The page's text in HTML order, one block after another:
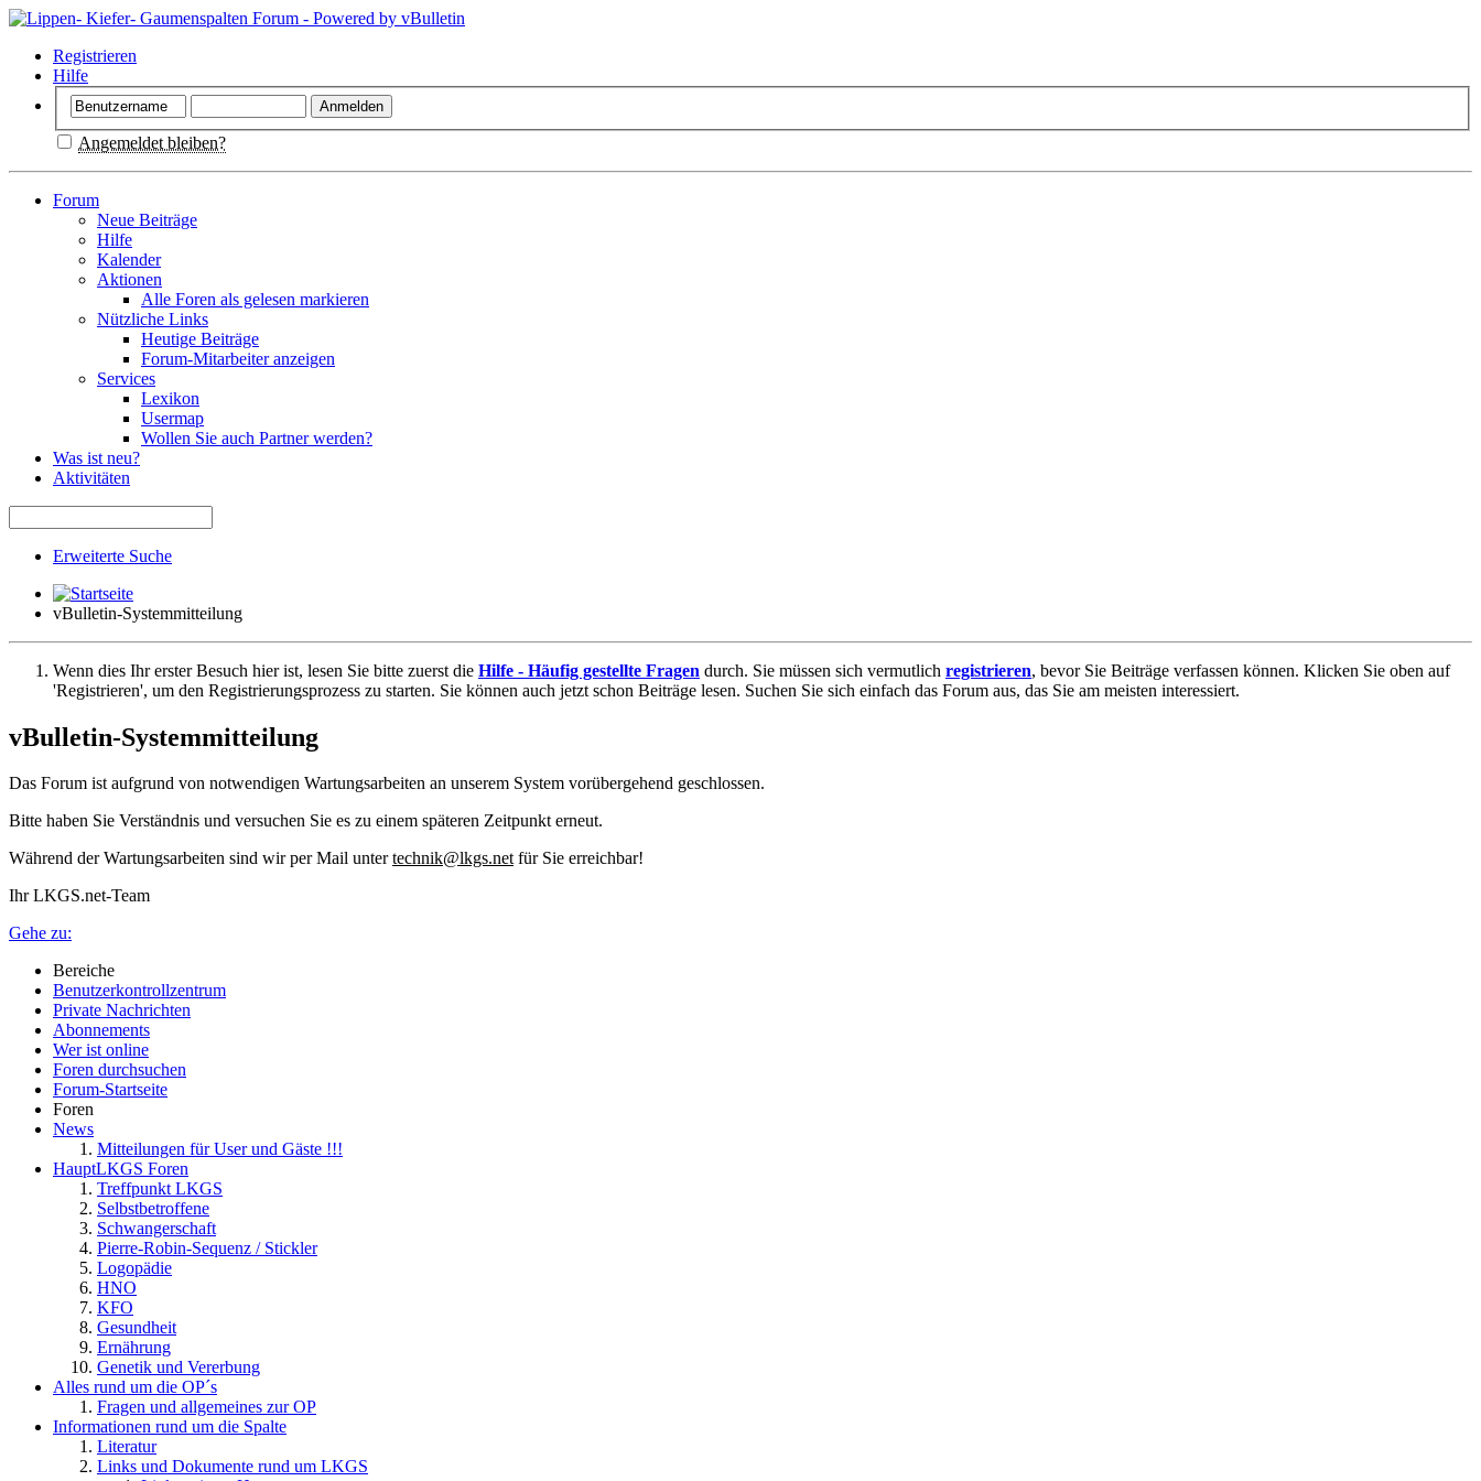
Registrieren
Hilfe
Angemeldet bleiben?
Forum
Neue Beiträge
Hilfe
Kalender
Aktionen
Alle Foren als gelesen markieren
Nützliche Links
Heutige Beiträge
Forum-Mitarbeiter anzeigen
Services
Lexikon
Usermap
Wollen Sie auch Partner werden?
Was ist neu?
Aktivitäten
Erweiterte Suche
vBulletin-Systemmitteilung
Wenn dies Ihr erster Besuch hier ist, lesen Sie bitte zuerst die Hilfe - Häufig gestellte Fragen durch. Sie müssen sich vermutlich registrieren, bevor Sie Beiträge verfassen können. Klicken Sie oben auf
'Registrieren', um den Registrierungsprozess zu starten. Sie können auch jetzt schon Beiträge lesen. Suchen Sie sich einfach das Forum aus, das Sie am meisten interessiert.
vBulletin-Systemmitteilung
Das Forum ist aufgrund von notwendigen Wartungsarbeiten an unserem System vorübergehend geschlossen.
Bitte haben Sie Verständnis und versuchen Sie es zu einem späteren Zeitpunkt erneut.
Während der Wartungsarbeiten sind wir per Mail untertechnik@lkgs.netfür Sie erreichbar!
Ihr LKGS.net-Team
Gehe zu:
Bereiche
Benutzerkontrollzentrum
Private Nachrichten
Abonnements
Wer ist online
Foren durchsuchen
Forum-Startseite
Foren
News
Mitteilungen für User und Gäste !!!
HauptLKGS Foren
Treffpunkt LKGS
Selbstbetroffene
Schwangerschaft
Pierre-Robin-Sequenz / Stickler
Logopädie
HNO
KFO
Gesundheit
Ernährung
Genetik und Vererbung
Alles rund um die OP´s
Fragen und allgemeines zur OP
Informationen rund um die Spalte
Literatur
Links und Dokumente rund um LKGS